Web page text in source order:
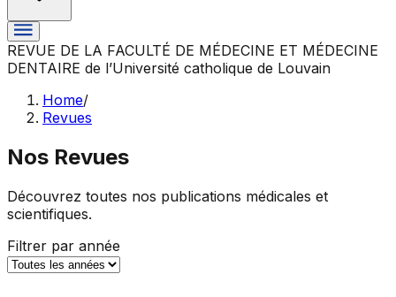
REVUE DE LA FACULTÉ DE MÉDECINE ET MÉDECINE
DENTAIRE de l’Université catholique de Louvain
Home/
Revues
Nos Revues
Découvrez toutes nos publications médicales et
scientifiques.
Filtrer par année